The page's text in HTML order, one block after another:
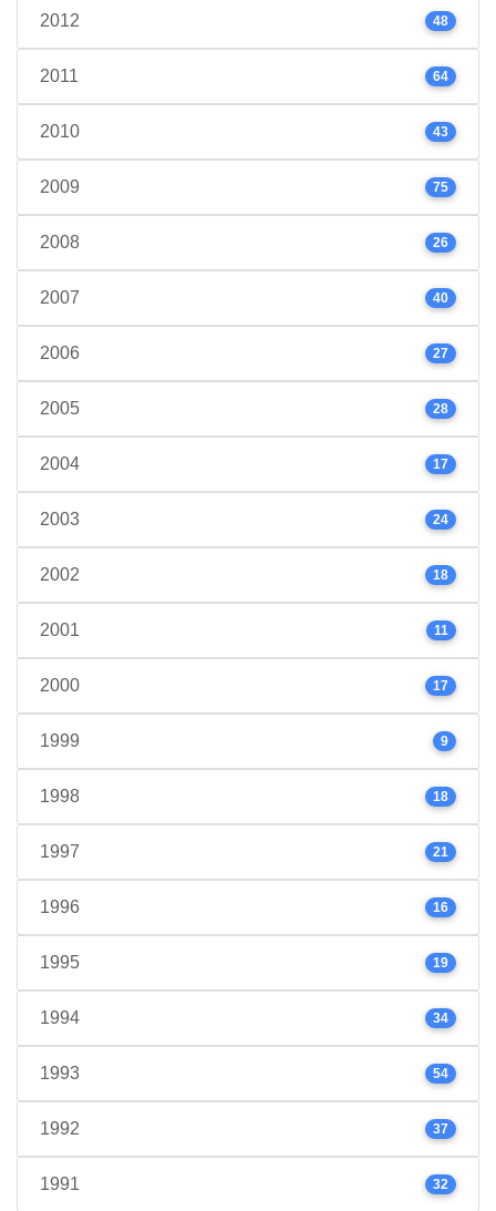
2012 48
2011 64
2010 43
2009 75
2008 26
2007 40
2006 27
2005 28
2004 17
2003 24
2002 18
2001 11
2000 17
1999 9
1998 18
1997 21
1996 16
1995 19
1994 34
1993 54
1992 37
1991 32